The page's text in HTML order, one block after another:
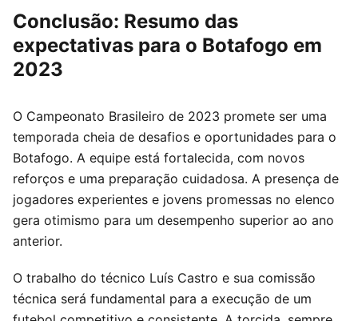
Conclusão: Resumo das
expectativas para o Botafogo em
2023
O Campeonato Brasileiro de 2023 promete ser uma
temporada cheia de desafios e oportunidades para o
Botafogo. A equipe está fortalecida, com novos
reforços e uma preparação cuidadosa. A presença de
jogadores experientes e jovens promessas no elenco
gera otimismo para um desempenho superior ao ano
anterior.
O trabalho do técnico Luís Castro e sua comissão
técnica será fundamental para a execução de um